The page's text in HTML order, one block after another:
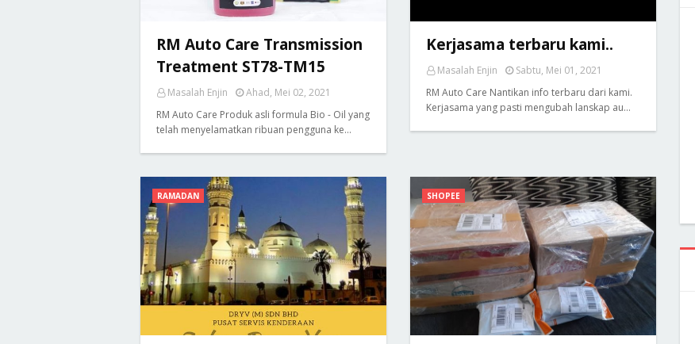
RM Auto Care Transmission
Treatment ST78-TM15
Masalah Enjin
Ahad, Mei 02, 2021
RM Auto Care Produk asli formula Bio - Oil yang
telah menyelamatkan ribuan pengguna ke…
Kerjasama terbaru kami..
Masalah Enjin
Sabtu, Mei 01, 2021
RM Auto Care Nantikan info terbaru dari kami.
Kerjasama yang pasti mengubah lanskap au…
RAMADAN SHOPEE